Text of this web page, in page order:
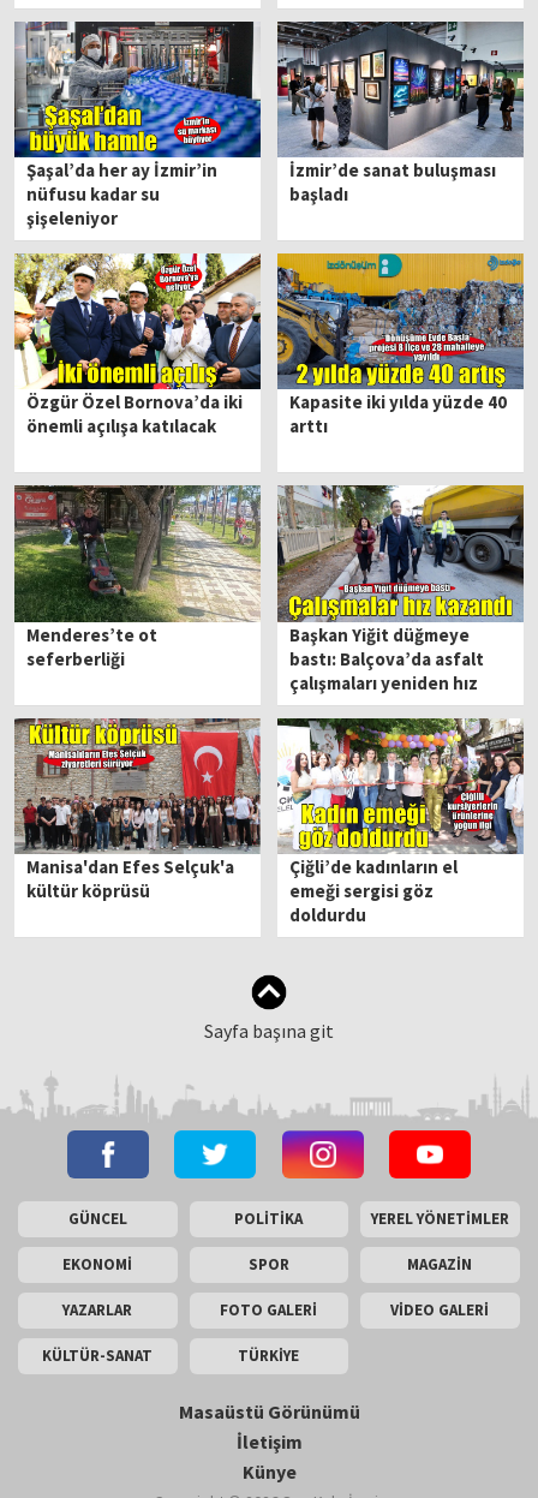
Şaşal’da her ay İzmir’in
nüfusu kadar su
şişeleniyor
İzmir’de sanat buluşması
başladı
Özgür Özel Bornova’da iki
önemli açılışa katılacak
Kapasite iki yılda yüzde 40
arttı
Menderes’te ot
seferberliği
Başkan Yiğit düğmeye
bastı: Balçova’da asfalt
çalışmaları yeniden hız
kazandı
Manisa'dan Efes Selçuk'a
kültür köprüsü
Çiğli’de kadınların el
emeği sergisi göz
doldurdu
Sayfa başına git
GÜNCEL POLİTİKA YEREL YÖNETİMLER
EKONOMİ SPOR MAGAZİN
YAZARLAR FOTO GALERİ VİDEO GALERİ
KÜLTÜR-SANAT TÜRKİYE
Masaüstü Görünümü
İletişim
Künye